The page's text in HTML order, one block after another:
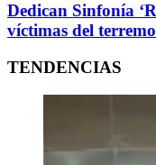
Dedican Sinfonía
víctimas del
TENDENCIAS